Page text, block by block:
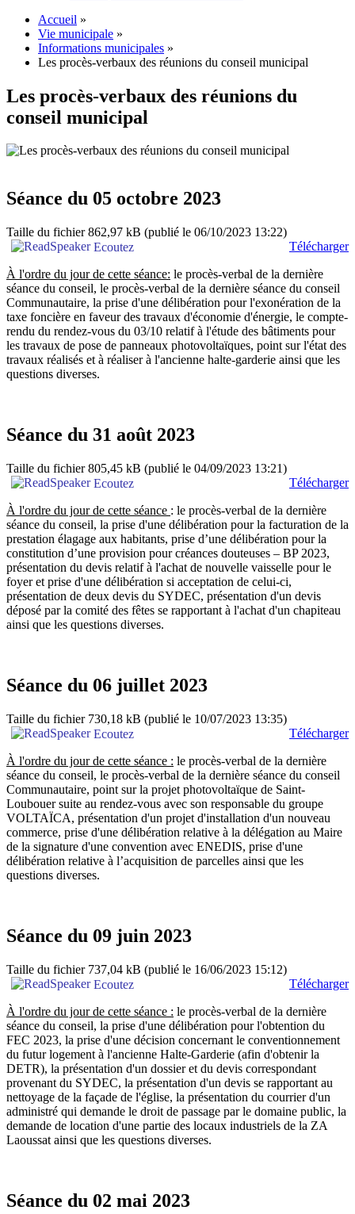
Accueil »
Vie municipale »
Informations municipales »
Les procès-verbaux des réunions du conseil municipal
Les procès-verbaux des réunions du
conseil municipal
Séance du 05 octobre 2023
Taille du fichier 862,97 kB (publié le 06/10/2023 13:22)
Ecoutez
Télécharger
À l'ordre du jour de cette séance: le procès-verbal de la dernière
séance du conseil, le procès-verbal de la dernière séance du conseil
Communautaire, la prise d'une délibération pour l'exonération de la
taxe foncière en faveur des travaux d'économie d'énergie, le compte-
rendu du rendez-vous du 03/10 relatif à l'étude des bâtiments pour
les travaux de pose de panneaux photovoltaïques, point sur l'état des
travaux réalisés et à réaliser à l'ancienne halte-garderie ainsi que les
questions diverses.
Séance du 31 août 2023
Taille du fichier 805,45 kB (publié le 04/09/2023 13:21)
Ecoutez
Télécharger
À l'ordre du jour de cette séance : le procès-verbal de la dernière
séance du conseil, la prise d'une délibération pour la facturation de la
prestation élagage aux habitants, prise d’une délibération pour la
constitution d’une provision pour créances douteuses – BP 2023,
présentation du devis relatif à l'achat de nouvelle vaisselle pour le
foyer et prise d'une délibération si acceptation de celui-ci,
présentation de deux devis du SYDEC, présentation d'un devis
déposé par la comité des fêtes se rapportant à l'achat d'un chapiteau
ainsi que les questions diverses.
Séance du 06 juillet 2023
Taille du fichier 730,18 kB (publié le 10/07/2023 13:35)
Ecoutez
Télécharger
À l'ordre du jour de cette séance : le procès-verbal de la dernière
séance du conseil, le procès-verbal de la dernière séance du conseil
Communautaire, point sur la projet photovoltaïque de Saint-
Loubouer suite au rendez-vous avec son responsable du groupe
VOLTAÏCA, présentation d'un projet d'installation d'un nouveau
commerce, prise d'une délibération relative à la délégation au Maire
de la signature d'une convention avec ENEDIS, prise d'une
délibération relative à l’acquisition de parcelles ainsi que les
questions diverses.
Séance du 09 juin 2023
Taille du fichier 737,04 kB (publié le 16/06/2023 15:12)
Ecoutez
Télécharger
À l'ordre du jour de cette séance : le procès-verbal de la dernière
séance du conseil, la prise d'une délibération pour l'obtention du
FEC 2023, la prise d'une décision concernant le conventionnement
du futur logement à l'ancienne Halte-Garderie (afin d'obtenir la
DETR), la présentation d'un dossier et du devis correspondant
provenant du SYDEC, la présentation d'un devis se rapportant au
nettoyage de la façade de l'église, la présentation du courrier d'un
administré qui demande le droit de passage par le domaine public, la
demande de location d'une partie des locaux industriels de la ZA
Laoussat ainsi que les questions diverses.
Séance du 02 mai 2023